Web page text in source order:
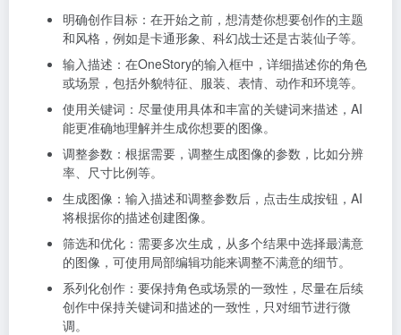
明确创作目标：在开始之前，想清楚你想要创作的主题
和风格，例如是卡通形象、科幻战士还是古装仙子等。
输入描述：在OneStory的输入框中，详细描述你的角色
或场景，包括外貌特征、服装、表情、动作和环境等。
使用关键词：尽量使用具体和丰富的关键词来描述，AI
能更准确地理解并生成你想要的图像。
调整参数：根据需要，调整生成图像的参数，比如分辨
率、尺寸比例等。
生成图像：输入描述和调整参数后，点击生成按钮，AI
将根据你的描述创建图像。
筛选和优化：需要多次生成，从多个结果中选择最满意
的图像，可使用局部编辑功能来调整不满意的细节。
系列化创作：要保持角色或场景的一致性，尽量在后续
创作中保持关键词和描述的一致性，只对细节进行微
调。